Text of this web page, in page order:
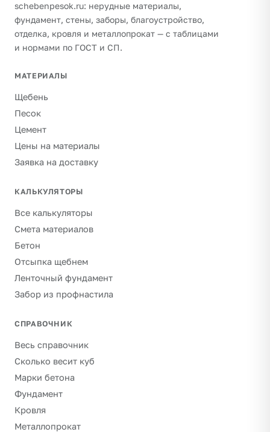
schebenpesok.ru: нерудные материалы,
фундамент, стены, заборы, благоустройство,
отделка, кровля и металлопрокат — с таблицами
и нормами по ГОСТ и СП.
МАТЕРИАЛЫ
Щебень
Песок
Цемент
Цены на материалы
Заявка на доставку
КАЛЬКУЛЯТОРЫ
Все калькуляторы
Смета материалов
Бетон
Отсыпка щебнем
Ленточный фундамент
Забор из профнастила
СПРАВОЧНИК
Весь справочник
Сколько весит куб
Марки бетона
Фундамент
Кровля
Металлопрокат